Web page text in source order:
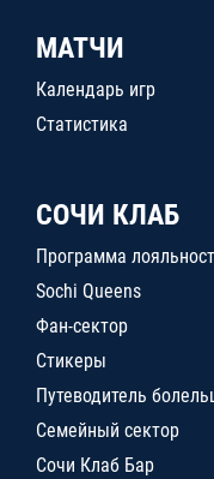
МАТЧИ
Календарь игр
Статистика
СОЧИ КЛАБ
Программа
Sochi Queens
Фан-сектор
Стикеры
Путеводитель
Семейный сектор
Сочи Клаб Бар